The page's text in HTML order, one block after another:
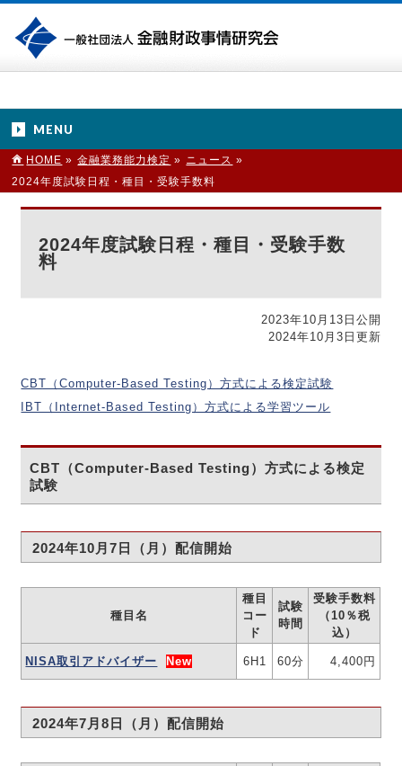
MENU
HOME » 金融業務能力検定 » ニュース »
2024年度試験日程・種目・受験手数料
2024年度試験日程・種目・受験手数
料
2023年10月13日公開
2024年10月3日更新
CBT（Computer-Based Testing）方式による検定試験
IBT（Internet-Based Testing）方式による学習ツール
CBT（Computer-Based Testing）方式による検定
試験
2024年10月7日（月）配信開始
種目名
種目
コー
ド
試験
時間
受験手数料
（10％税
込）
NISA取引アドバイザー New 6H1 60分 4,400円
2024年7月8日（月）配信開始